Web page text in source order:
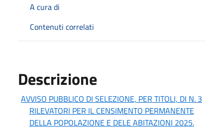
A cura di
Contenuti correlati
Descrizione
AVVISO PUBBLICO DI SELEZIONE, PER TITOLI, DI N. 3
RILEVATORI PER IL CENSIMENTO PERMANENTE
DELLA POPOLAZIONE E DELE ABITAZIONI 2025.